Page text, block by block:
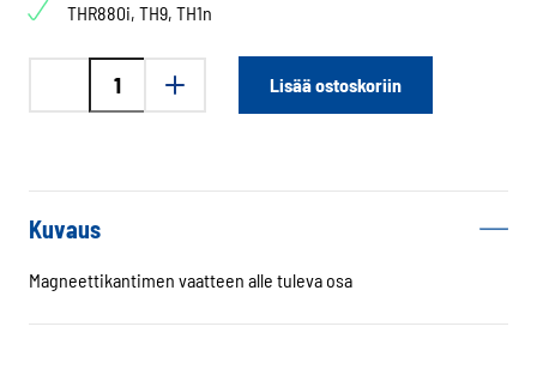
THR880i, TH9, TH1n
Magneettikantimen
määrä
Lisää ostoskoriin
Kuvaus
Magneettikantimen vaatteen alle tuleva osa